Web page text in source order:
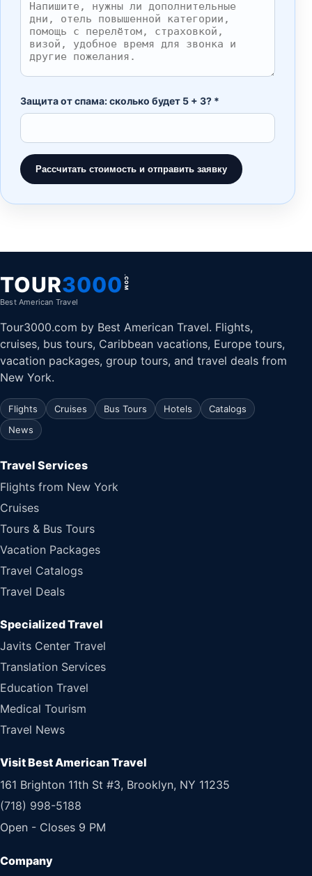
Защита от спама: сколько будет 5 + 3? *
Рассчитать стоимость и отправить заявку
TOUR3000 .COM
Best American Travel
Tour3000.com by Best American Travel. Flights,
cruises, bus tours, Caribbean vacations, Europe tours,
vacation packages, group tours, and travel deals from
New York.
Flights Cruises Bus Tours Hotels
Catalogs
News
Travel Services
Flights from New York
Cruises
Tours & Bus Tours
Vacation Packages
Travel Catalogs
Travel Deals
Specialized Travel
Javits Center Travel
Translation Services
Education Travel
Medical Tourism
Travel News
Visit Best American Travel
161 Brighton 11th St #3, Brooklyn, NY 11235
(718) 998-5188
Open - Closes 9 PM